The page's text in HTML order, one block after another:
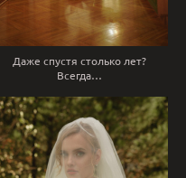
Даже спустя столько лет?
Всегда…